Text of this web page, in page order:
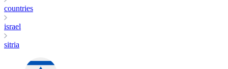
countries
israel
sitria